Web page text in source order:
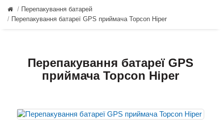
Перепакування батарей
Перепакування батареї GPS приймача Topcon Hiper
Перепакування батареї GPS
приймача Topcon Hiper